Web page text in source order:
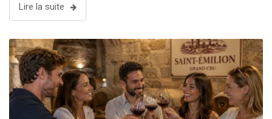
Lire la suite